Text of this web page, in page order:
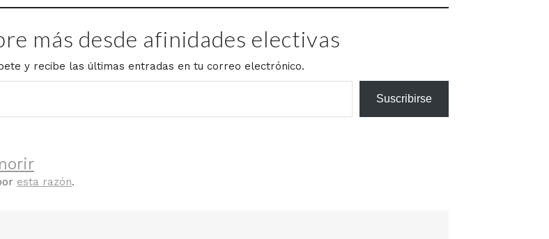
más desde afinidades electivas
y recibe las últimas entradas en tu correo electrónico.
Suscribirse
esta razón.